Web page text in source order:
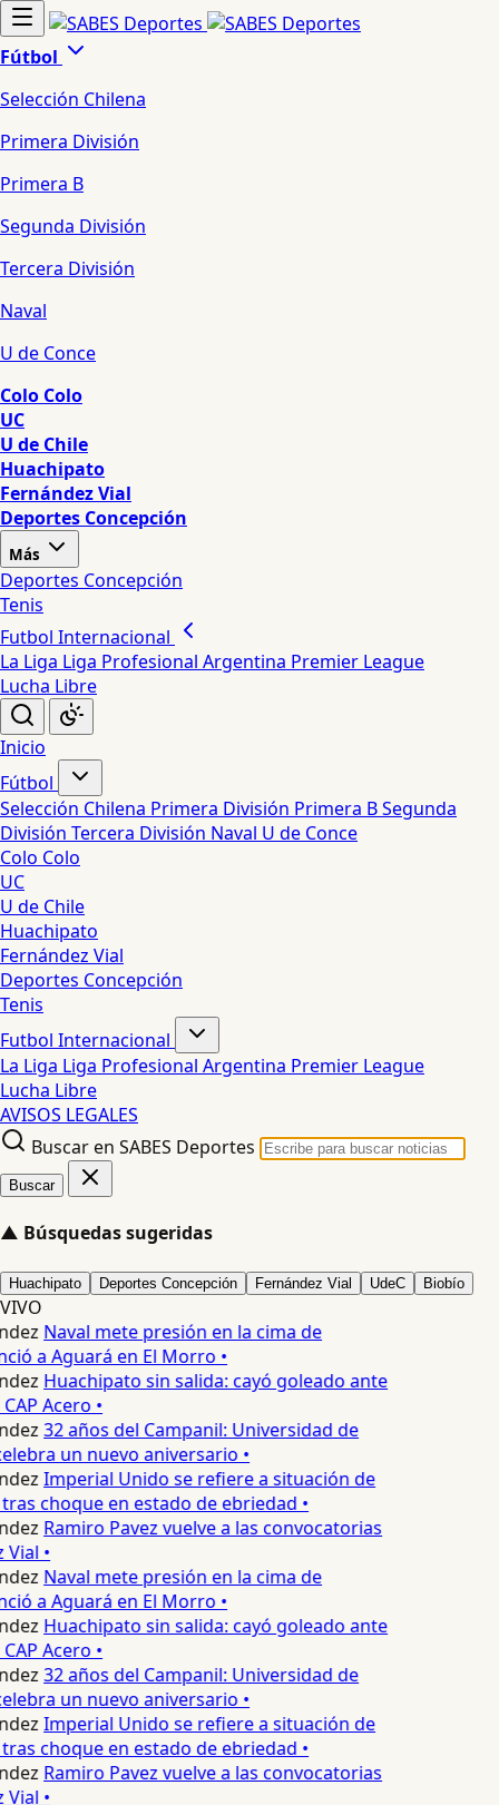
Fútbol
Selección Chilena
Primera División
Primera B
Segunda División
Tercera División
Naval
U de Conce
Colo Colo
UC
U de Chile
Huachipato
Fernández Vial
Deportes Concepción
Más
Deportes Concepción
Tenis
Futbol Internacional
La Liga Liga Profesional Argentina Premier League
Lucha Libre
Inicio
Fútbol
Selección Chilena Primera División Primera BSegunda
División Tercera División Naval U de Conce
Colo Colo
UC
U de Chile
Huachipato
Fernández Vial
Deportes Concepción
Tenis
Futbol Internacional
La Liga Liga Profesional Argentina Premier League
Lucha Libre
AVISOS LEGALES
Buscar en SABES Deportes
Buscar
▲ Búsquedas sugeridas
Huachipato Deportes Concepción Fernández Vial UdeC Biobío
VIVO
Naval mete presión en la cima de
a Aguará en El Morro •
Huachipato sin salida: cayó goleado ante
Acero •
32 años del Campanil: Universidad de
un nuevo aniversario •
Imperial Unido se refiere a situación de
choque en estado de ebriedad •
Ramiro Pavez vuelve a las convocatorias
•
Naval mete presión en la cima de
a Aguará en El Morro •
Huachipato sin salida: cayó goleado ante
Acero •
32 años del Campanil: Universidad de
un nuevo aniversario •
Imperial Unido se refiere a situación de
choque en estado de ebriedad •
Ramiro Pavez vuelve a las convocatorias
•